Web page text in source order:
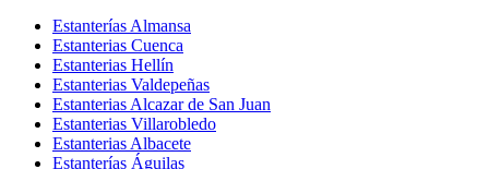
Estanterías Almansa
Estanterias Cuenca
Estanterias Hellín
Estanterias Valdepeñas
Estanterias Alcazar de San Juan
Estanterias Villarobledo
Estanterias Albacete
Estanterías Águilas